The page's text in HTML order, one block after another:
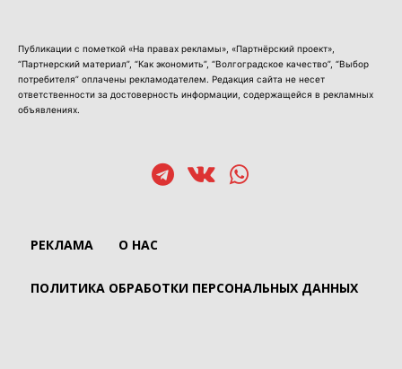
Публикации с пометкой «На правах рекламы», «Партнёрский проект»,
“Партнерский материал”, “Как экономить”, “Волгоградское качество”, “Выбор
потребителя” оплачены рекламодателем. Редакция сайта не несет
ответственности за достоверность информации, содержащейся в рекламных
объявлениях.
РЕКЛАМА О НАС
ПОЛИТИКА ОБРАБОТКИ ПЕРСОНАЛЬНЫХ ДАННЫХ